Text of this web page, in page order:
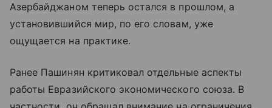
Азербайджаном теперь остался в прошлом, а
установившийся мир, по его словам, уже
ощущается на практике.
Ранее Пашинян критиковал отдельные аспекты
работы Евразийского экономического союза. В